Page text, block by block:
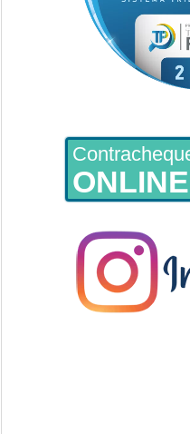
ONLINE